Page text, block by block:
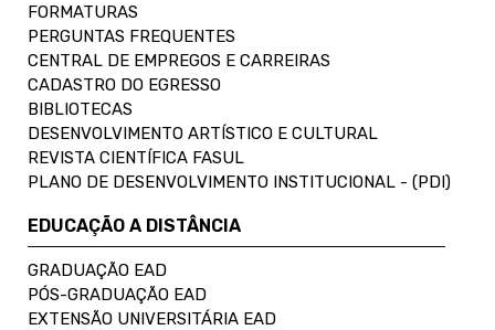
FORMATURAS
PERGUNTAS FREQUENTES
CENTRAL DE EMPREGOS E CARREIRAS
CADASTRO DO EGRESSO
BIBLIOTECAS
DESENVOLVIMENTO ARTÍSTICO E CULTURAL
REVISTA CIENTÍFICA FASUL
PLANO DE DESENVOLVIMENTO INSTITUCIONAL - (PDI)
EDUCAÇÃO A DISTÂNCIA
GRADUAÇÃO EAD
PÓS-GRADUAÇÃO EAD
EXTENSÃO UNIVERSITÁRIA EAD